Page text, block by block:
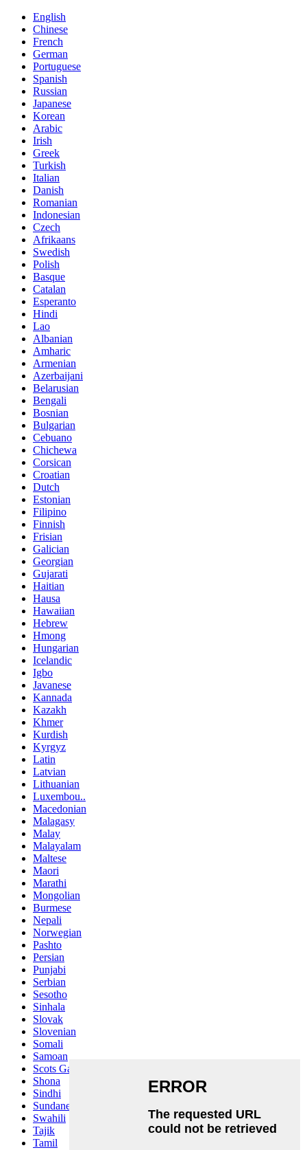
English
Chinese
French
German
Portuguese
Spanish
Russian
Japanese
Korean
Arabic
Irish
Greek
Turkish
Italian
Danish
Romanian
Indonesian
Czech
Afrikaans
Swedish
Polish
Basque
Catalan
Esperanto
Hindi
Lao
Albanian
Amharic
Armenian
Azerbaijani
Belarusian
Bengali
Bosnian
Bulgarian
Cebuano
Chichewa
Corsican
Croatian
Dutch
Estonian
Filipino
Finnish
Frisian
Galician
Georgian
Gujarati
Haitian
Hausa
Hawaiian
Hebrew
Hmong
Hungarian
Icelandic
Igbo
Javanese
Kannada
Kazakh
Khmer
Kurdish
Kyrgyz
Latin
Latvian
Lithuanian
Luxembou..
Macedonian
Malagasy
Malay
Malayalam
Maltese
Maori
Marathi
Mongolian
Burmese
Nepali
Norwegian
Pashto
Persian
Punjabi
Serbian
Sesotho
Sinhala
Slovak
Slovenian
Somali
Samoan
Scots Gaelic
Shona
Sindhi
Sundanese
Swahili
Tajik
Tamil